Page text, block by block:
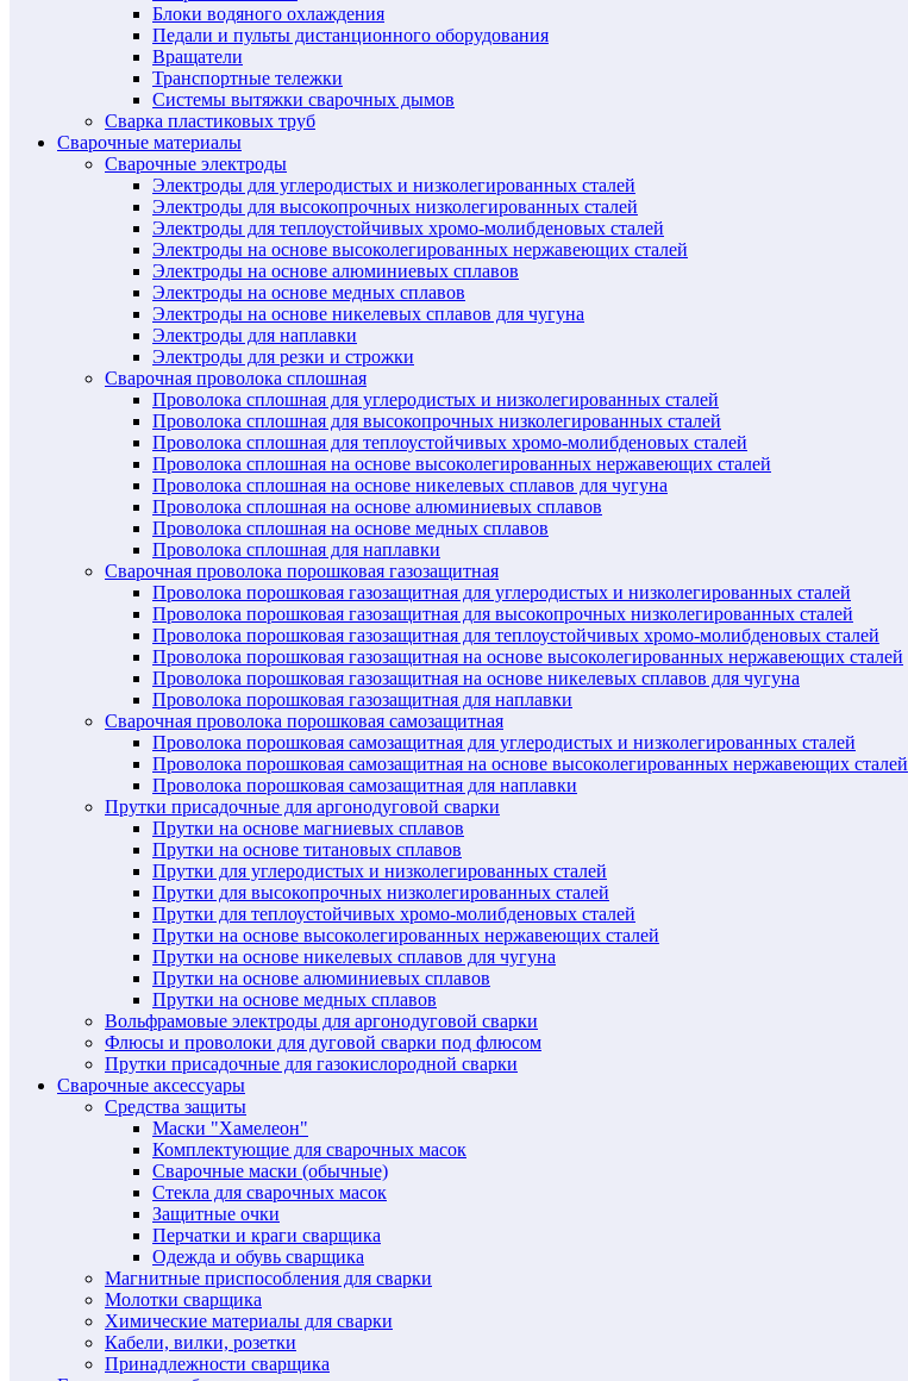
Блоки водяного охлаждения
Педали и пульты дистанционного оборудования
Вращатели
Транспортные тележки
Системы вытяжки сварочных дымов
Сварка пластиковых труб
Сварочные материалы
Сварочные электроды
Электроды для углеродистых и низколегированных сталей
Электроды для высокопрочных низколегированных сталей
Электроды для теплоустойчивых хромо-молибденовых сталей
Электроды на основе высоколегированных нержавеющих сталей
Электроды на основе алюминиевых сплавов
Электроды на основе медных сплавов
Электроды на основе никелевых сплавов для чугуна
Электроды для наплавки
Электроды для резки и строжки
Сварочная проволока сплошная
Проволока сплошная для углеродистых и низколегированных сталей
Проволока сплошная для высокопрочных низколегированных сталей
Проволока сплошная для теплоустойчивых хромо-молибденовых сталей
Проволока сплошная на основе высоколегированных нержавеющих сталей
Проволока сплошная на основе никелевых сплавов для чугуна
Проволока сплошная на основе алюминиевых сплавов
Проволока сплошная на основе медных сплавов
Проволока сплошная для наплавки
Сварочная проволока порошковая газозащитная
Проволока порошковая газозащитная для углеродистых и низколегированных сталей
Проволока порошковая газозащитная для высокопрочных низколегированных сталей
Проволока порошковая газозащитная для теплоустойчивых хромо-молибденовых сталей
Проволока порошковая газозащитная на основе высоколегированных нержавеющих сталей
Проволока порошковая газозащитная на основе никелевых сплавов для чугуна
Проволока порошковая газозащитная для наплавки
Сварочная проволока порошковая самозащитная
Проволока порошковая самозащитная для углеродистых и низколегированных сталей
Проволока порошковая самозащитная на основе высоколегированных нержавеющих сталей
Проволока порошковая самозащитная для наплавки
Прутки присадочные для аргонодуговой сварки
Прутки на основе магниевых сплавов
Прутки на основе титановых сплавов
Прутки для углеродистых и низколегированных сталей
Прутки для высокопрочных низколегированных сталей
Прутки для теплоустойчивых хромо-молибденовых сталей
Прутки на основе высоколегированных нержавеющих сталей
Прутки на основе никелевых сплавов для чугуна
Прутки на основе алюминиевых сплавов
Прутки на основе медных сплавов
Вольфрамовые электроды для аргонодуговой сварки
Флюсы и проволоки для дуговой сварки под флюсом
Прутки присадочные для газокислородной сварки
Сварочные аксессуары
Средства защиты
Маски "Хамелеон"
Комплектующие для сварочных масок
Сварочные маски (обычные)
Стекла для сварочных масок
Защитные очки
Перчатки и краги сварщика
Одежда и обувь сварщика
Магнитные приспособления для сварки
Молотки сварщика
Химические материалы для сварки
Кабели, вилки, розетки
Принадлежности сварщика